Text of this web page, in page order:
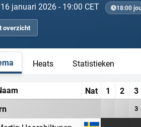
januari 2026 - 19:00 CET 18:00
overzicht
Heats Statistieken
Nat 1 2 3
3